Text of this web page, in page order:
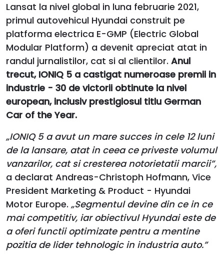
Lansat la nivel global in luna februarie 2021,
primul autovehicul Hyundai construit pe
platforma electrica E-GMP (Electric Global
Modular Platform) a devenit apreciat atat in
randul jurnalistilor, cat si al clientilor. Anul
trecut, IONIQ 5 a castigat numeroase premii in
industrie - 30 de victorii obtinute la nivel
european, inclusiv prestigiosul titlu German
Car of the Year.
„IONIQ 5 a avut un mare succes in cele 12 luni
de la lansare, atat in ceea ce priveste volumul
vanzarilor, cat si cresterea notorietatii marcii”,
a declarat Andreas-Christoph Hofmann, Vice
President Marketing & Product - Hyundai
Motor Europe. „Segmentul devine din ce in ce
mai competitiv, iar obiectivul Hyundai este de
a oferi functii optimizate pentru a mentine
pozitia de lider tehnologic in industria auto.”